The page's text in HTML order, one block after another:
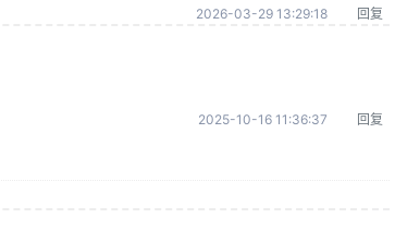
2026-03-29 13:29:18 回复
2025-10-16 11:36:37 回复